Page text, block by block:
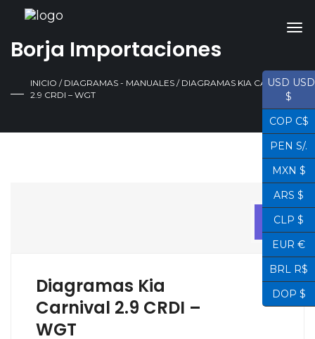
Borja Importaciones
INICIO / DIAGRAMAS - MANUALES / DIAGRAMAS KIA CARNIVAL
2.9 CRDI – WGT
Diagramas Kia
Carnival 2.9 CRDI –
WGT
12
USD USD
$
COP C$
PEN S/.
MXN $
ARS $
CLP $
EUR €
BRL R$
DOP $